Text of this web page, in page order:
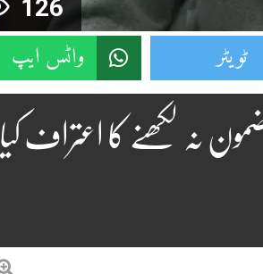
126
ٹویٹر واٹس ایپ
نہ لکھنے کا اعتراف کیا